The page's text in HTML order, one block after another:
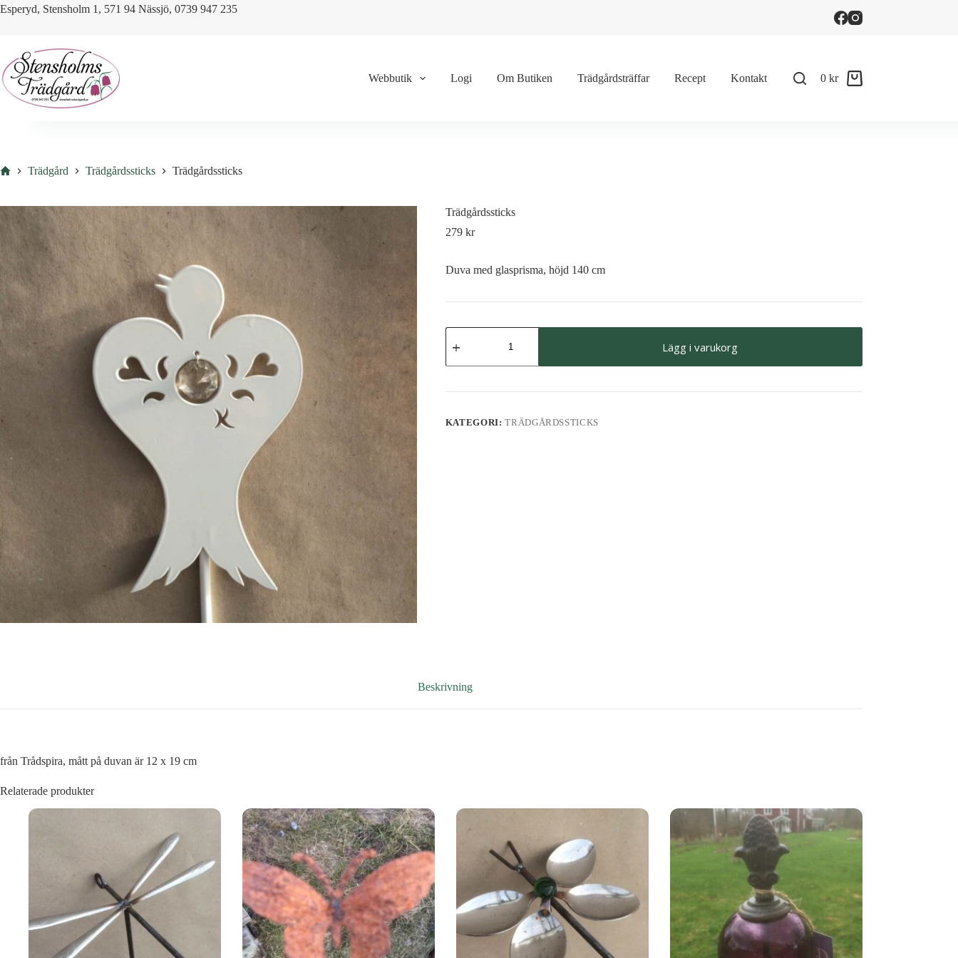
Skip
Esperyd, Stensholm 1, 571 94 Nässjö, 0739 947 235
Webbutik Logi Om Butiken Trädgårdsträffar Recept Kontakt
Shopping
0kr
HemTrädgård Trädgårdssticks Trädgårdssticks
Trädgårdssticks
279 kr
Duva med glasprisma, höjd 140 cm
Trädgårdssticks
mängd
Lägg i varukorg
KATEGORI:TRÄDGÅRDSSTICKS
Beskrivning
från Trådspira, mått på duvan är 12 x 19 cm
Relaterade produkter